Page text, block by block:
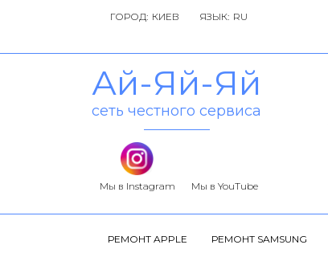
ГОРОД: ЯЗЫК:
Ай-Яй-Яй
сеть честного сервиса
Мы в Instagram Мы в YouTube
РЕМОНТ APPLE РЕМОНТ SAMSUNG